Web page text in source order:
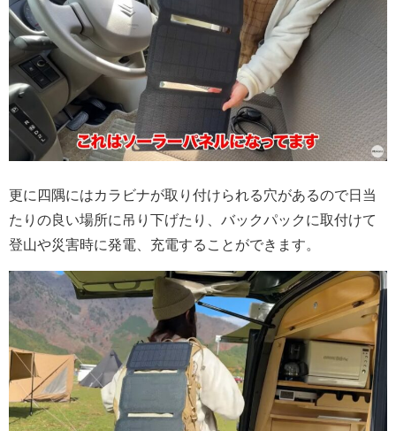
更に四隅にはカラビナが取り付けられる穴があるので日当
たりの良い場所に吊り下げたり、バックパックに取付けて
登山や災害時に発電、充電することができます。